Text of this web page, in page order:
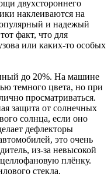
двухстороннего
наклеиваются на
и надежый
факт, что для
или каких-то особых
до 20%. На машине
темного цвета, но при
просматриваться.
защита от солнечных
солнца, если оно
дефлекторы
это очень
из-за невысокой
плёнку.
стекла.